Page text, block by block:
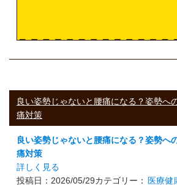
良い姿勢じゃないと腰痛になる？姿勢へ
痛対策
良い姿勢じゃないと腰痛になる？姿勢へ
痛対策
詳しく見る
投稿日：2026/05/29カテゴリー： 医療健